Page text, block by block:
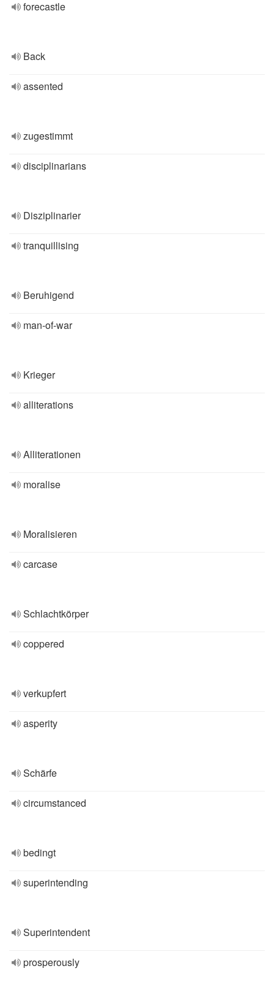
forecastle
Back
assented
zugestimmt
disciplinarians
Disziplinarier
tranquillising
Beruhigend
man-of-war
Krieger
alliterations
Alliterationen
moralise
Moralisieren
carcase
Schlachtkörper
coppered
verkupfert
asperity
Schärfe
circumstanced
bedingt
superintending
Superintendent
prosperously